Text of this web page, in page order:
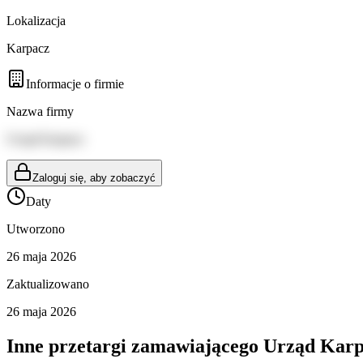
Lokalizacja
Karpacz
Informacje o firmie
Nazwa firmy
Zaloguj się, aby zobaczyć
Daty
Utworzono
26 maja 2026
Zaktualizowano
26 maja 2026
Inne przetargi zamawiającego Urząd